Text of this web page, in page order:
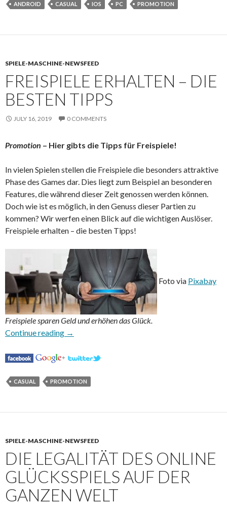
ANDROID CASUAL IOS PC PROMOTION
SPIELE-MASCHINE-NEWSFEED
FREISPIELE ERHALTEN – DIE
BESTEN TIPPS
JULY 16, 2019 0 COMMENTS
Promotion – Hier gibts die Tipps für Freispiele!
In vielen Spielen stellen die Freispiele die besonders attraktive
Phase des Games dar. Dies liegt zum Beispiel an besonderen
Features, die während dieser Zeit genossen werden können.
Doch wie ist es möglich, in den Genuss dieser Partien zu
kommen? Wir werfen einen Blick auf die wichtigen Auslöser.
Freispiele erhalten – die besten Tipps!
Foto via Pixabay
Freispiele sparen Geld und erhöhen das Glück.
Continue reading Freispiele erhalten – die besten Tipps
→
CASUAL PROMOTION
SPIELE-MASCHINE-NEWSFEED
DIE LEGALITÄT DES ONLINE
GLÜCKSSPIELS AUF DER
GANZEN WELT